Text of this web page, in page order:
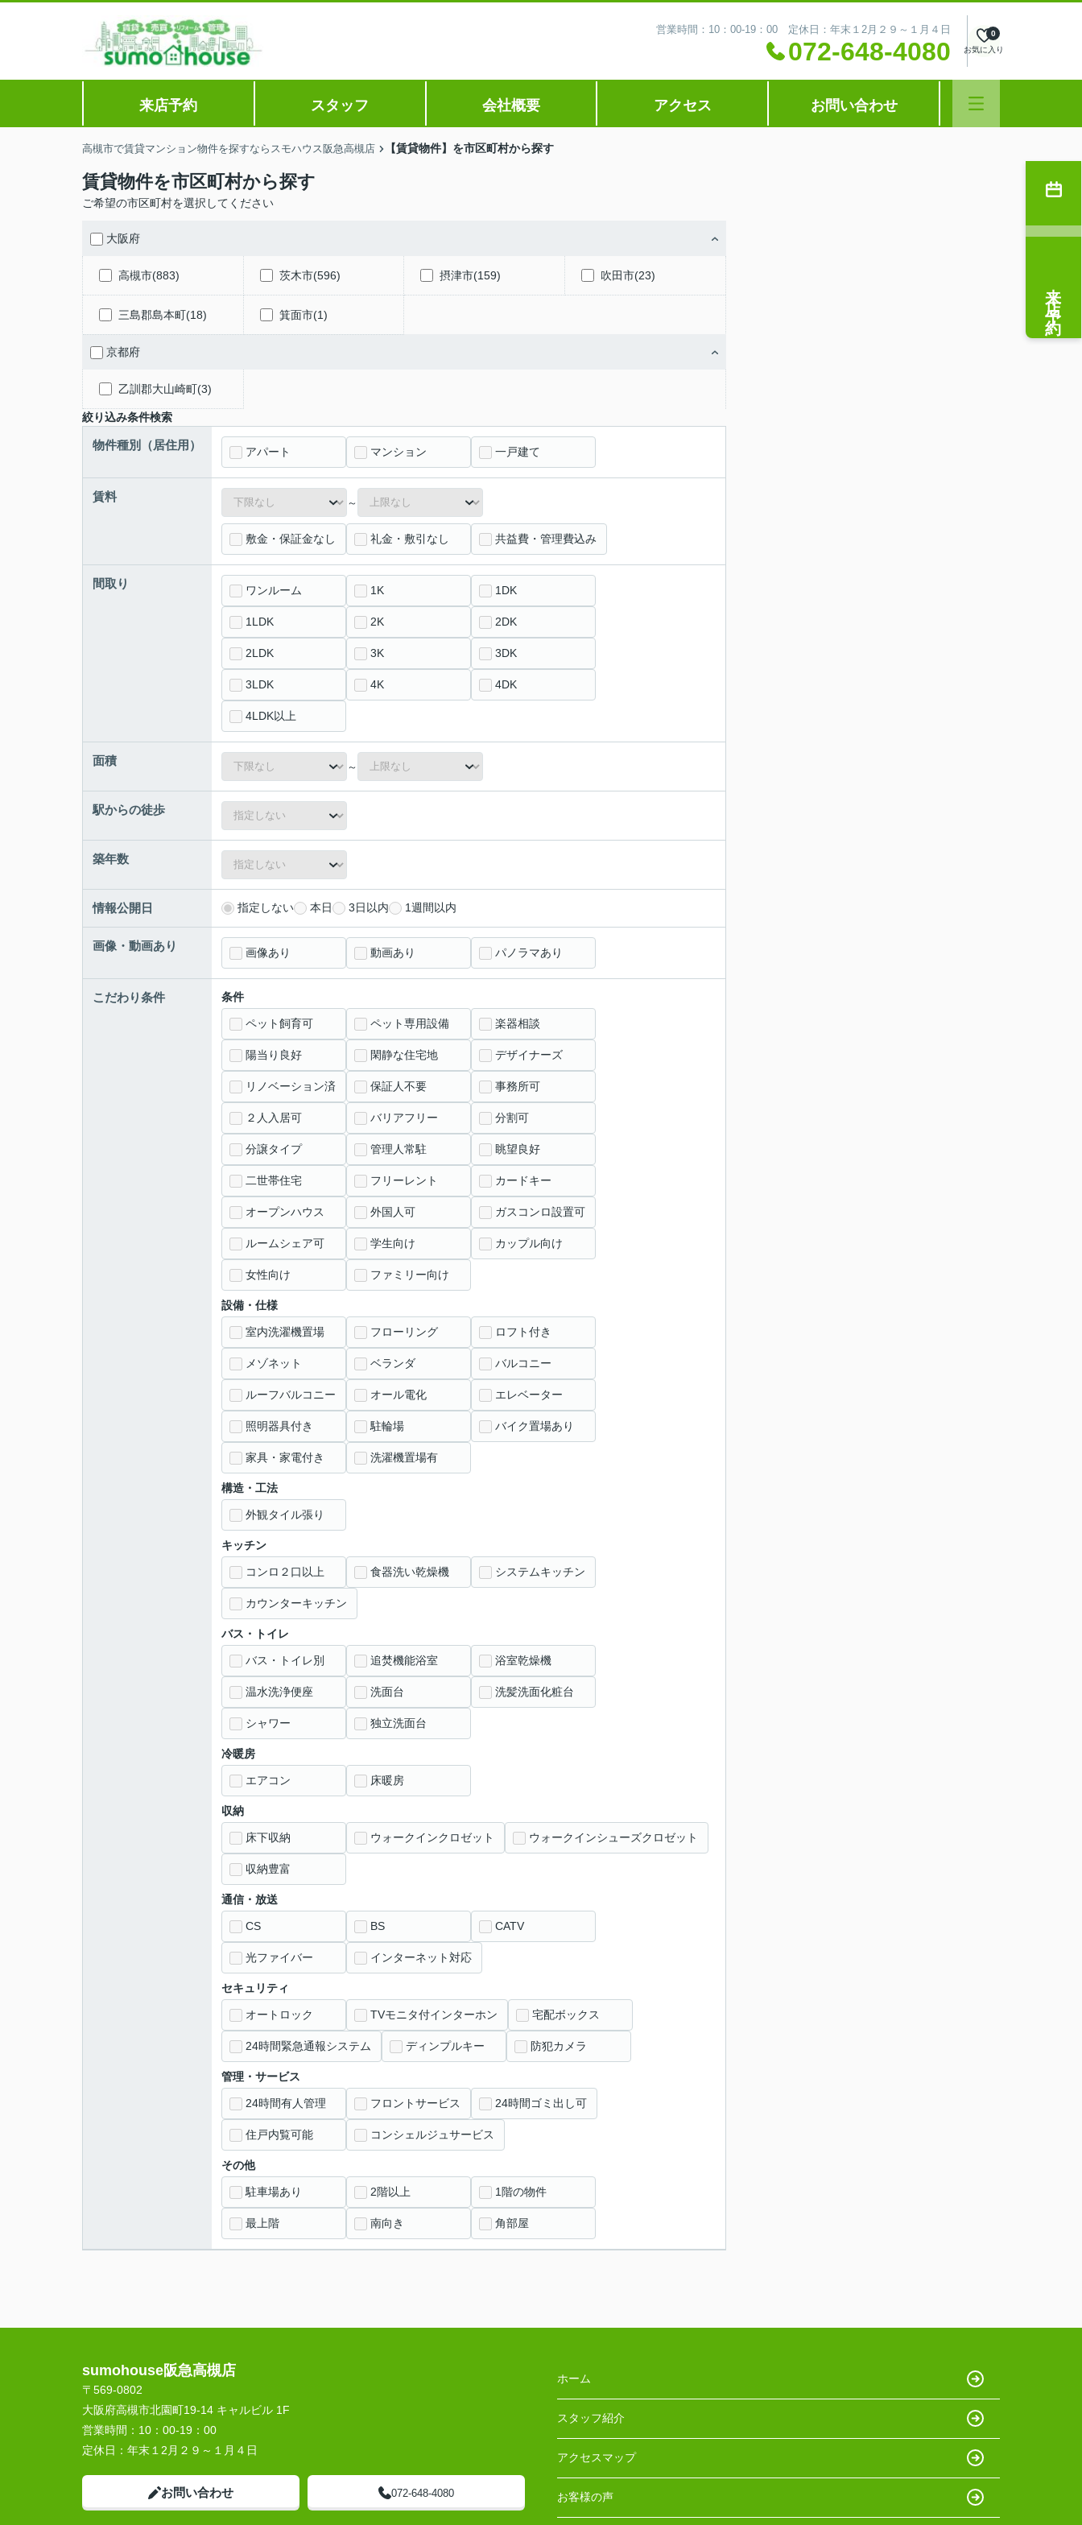
営業時間：10：00-19：00 定休日：年末１2月２９～１月４日
072-648-4080 お気に入り
0
来店予約 スタッフ 会社概要 アクセス お問い合わせ
高槻市で賃貸マンション物件を探すならスモハウス阪急高槻店 【賃貸物件】を市区町村から探す
賃貸物件を市区町村から探す
ご希望の市区町村を選択してください
大阪府
高槻市(883) 茨木市(596) 摂津市(159) 吹田市(23)
三島郡島本町(18) 箕面市(1)
京都府
乙訓郡大山崎町(3)
絞り込み条件検索
物件種別（居住用） アパート マンション 一戸建て
賃料 ～
敷金・保証金なし 礼金・敷引なし 共益費・管理費込み
間取り ワンルーム 1K 1DK
1LDK 2K 2DK
2LDK 3K 3DK
3LDK 4K 4DK
4LDK以上
面積 ～
駅からの徒歩
築年数
情報公開日 指定しない 本日 3日以内 1週間以内
画像・動画あり 画像あり 動画あり パノラマあり
こだわり条件 条件
ペット飼育可 ペット専用設備 楽器相談
陽当り良好 閑静な住宅地 デザイナーズ
リノベーション済 保証人不要 事務所可
２人入居可 バリアフリー 分割可
分譲タイプ 管理人常駐 眺望良好
二世帯住宅 フリーレント カードキー
オープンハウス 外国人可 ガスコンロ設置可
ルームシェア可 学生向け カップル向け
女性向け ファミリー向け
設備・仕様
室内洗濯機置場 フローリング ロフト付き
メゾネット ベランダ バルコニー
ルーフバルコニー オール電化 エレベーター
照明器具付き 駐輪場 バイク置場あり
家具・家電付き 洗濯機置場有
構造・工法
外観タイル張り
キッチン
コンロ２口以上 食器洗い乾燥機 システムキッチン
カウンターキッチン
バス・トイレ
バス・トイレ別 追焚機能浴室 浴室乾燥機
温水洗浄便座 洗面台 洗髪洗面化粧台
シャワー 独立洗面台
冷暖房
エアコン 床暖房
収納
床下収納 ウォークインクロゼット ウォークインシューズクロゼット
収納豊富
通信・放送
CS BS CATV
光ファイバー インターネット対応
セキュリティ
オートロック TVモニタ付インターホン 宅配ボックス
24時間緊急通報システム ディンプルキー 防犯カメラ
管理・サービス
24時間有人管理 フロントサービス 24時間ゴミ出し可
住戸内覧可能 コンシェルジュサービス
その他
駐車場あり 2階以上 1階の物件
最上階 南向き 角部屋
来店予約
sumohouse阪急高槻店
〒569-0802
大阪府高槻市北園町19-14 キャルビル 1F
営業時間： 10：00-19：00
定休日： 年末１2月２９～１月４日
お問い合わせ 072-648-4080
ホーム
スタッフ紹介
アクセスマップ
お客様の声